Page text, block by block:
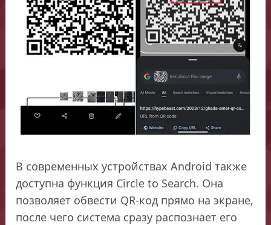
В современных устройствах Android также
доступна функция Circle to Search. Она
позволяет обвести QR-код прямо на экране,
после чего система сразу распознает его